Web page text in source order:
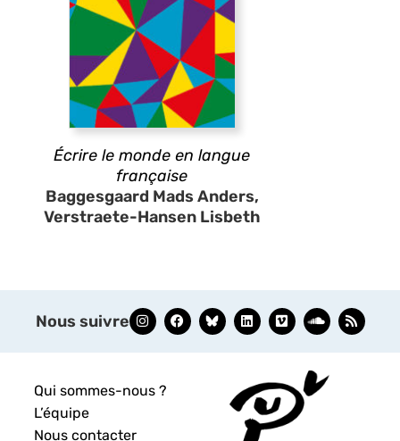
Écrire le monde en langue
française
Baggesgaard Mads Anders,
Verstraete-Hansen Lisbeth
Nous suivre
Qui sommes-nous ?
L’équipe
Nous contacter